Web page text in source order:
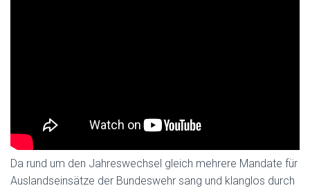
Da rund um den Jahreswechsel gleich mehrere Mandate für
Auslandseinsätze der Bundeswehr sang und klanglos durch